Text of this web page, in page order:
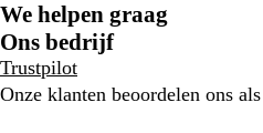
We helpen graag
Ons bedrijf
Trustpilot
Onze klanten beoordelen ons